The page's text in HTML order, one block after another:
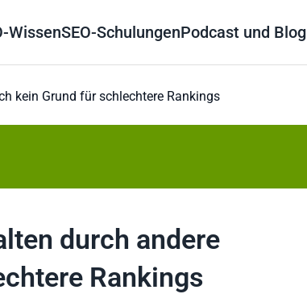
WissenSEO-SchulungenPodcast und Blog
kein Grund für schlechtere Rankings
durch andere
Rankings